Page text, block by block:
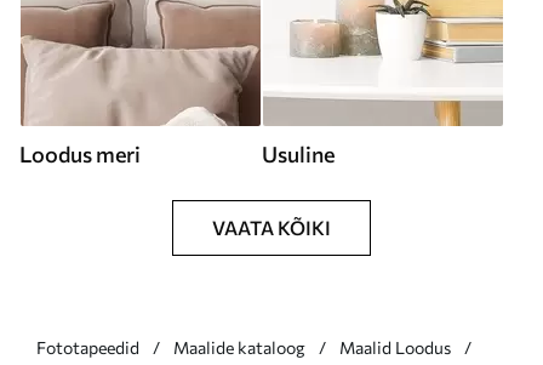
Loodus meri Usuline
VAATA KÕIKI
Fototapeedid Maalide kataloog
Maalid Loodus